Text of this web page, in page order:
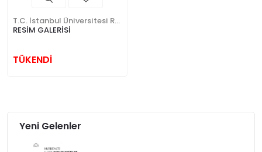
RESİM GALERİSİ
TÜKENDİ
Yeni Gelenler